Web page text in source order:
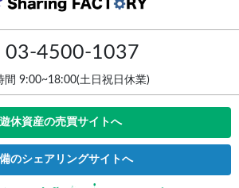
03-4500-1037
間 9:00~18:00(土日祝日休業)
遊休資産の売買サイトへ
のシェアリングサイトへ